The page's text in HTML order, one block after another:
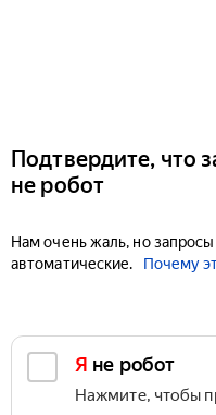
Подтвердите, что
не робот
Нам очень жаль, но
автоматические.
Почему
Я не робот
Нажмите, чтобы